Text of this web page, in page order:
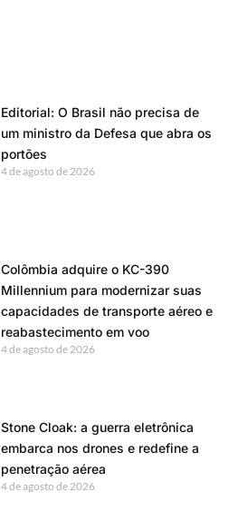
Editorial: O Brasil não precisa de
um ministro da Defesa que abra os
portões
4 de agosto de 2026
Colômbia adquire o KC-390
Millennium para modernizar suas
capacidades de transporte aéreo e
reabastecimento em voo
4 de agosto de 2026
Stone Cloak: a guerra eletrônica
embarca nos drones e redefine a
penetração aérea
4 de agosto de 2026